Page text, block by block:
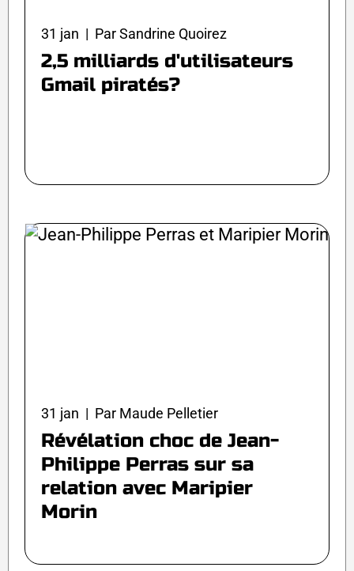
31 jan | Par Sandrine Quoirez
2,5 milliards d'utilisateurs
Gmail piratés?
31 jan | Par Maude Pelletier
Révélation choc de Jean-
Philippe Perras sur sa
relation avec Maripier
Morin